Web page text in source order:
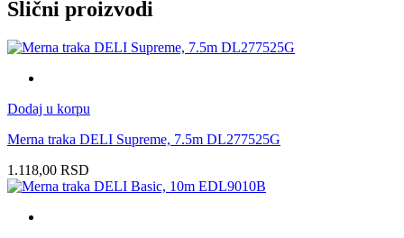
Slični proizvodi
Dodaj u korpu
Merna traka DELI Supreme, 7.5m DL277525G
1.118,00 RSD